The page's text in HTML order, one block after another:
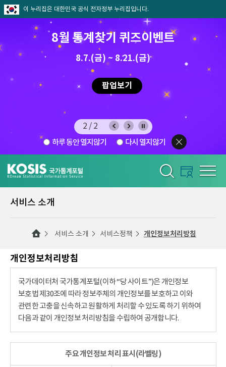
이 누리집은 대한민국 공식 전자정부 누리집입니다.
제13회 2026 국가승인통계활용
디지털콘텐츠 공모전 우수작 투표
2026.7.29 ~ 8.7
8월 통계찾기 퀴즈이벤트
8.7.(금) ~ 8.21.(금)
팝업보기
1/2
하루 동안 열지않기 다시 열지않기
서비스 소개
서비스 소개 서비스정책 개인정보처리방침
개인정보처리방침
국가데이터처 국가통계포털(이하 “당 사이트”)은 개인정보
보호법 제30조에 따라 정보주체의 개인정보를 보호하고 이와
관련한 고충을 신속하고 원활하게 처리할 수 있도록 하기 위하여
다음과 같이 개인정보 처리방침을 수립하여 공개합니다.
주요 개인정보 처리 표시(라벨링)